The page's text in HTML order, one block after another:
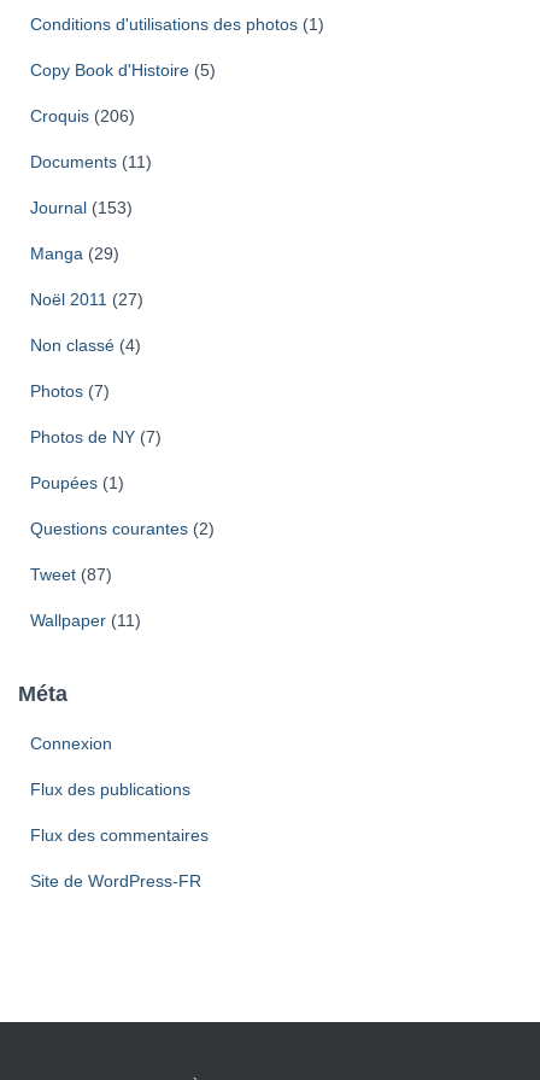
Conditions d'utilisations des photos (1)
Copy Book d'Histoire (5)
Croquis (206)
Documents (11)
Journal (153)
Manga (29)
Noël 2011 (27)
Non classé (4)
Photos (7)
Photos de NY (7)
Poupées (1)
Questions courantes (2)
Tweet (87)
Wallpaper (11)
Méta
Connexion
Flux des publications
Flux des commentaires
Site de WordPress-FR